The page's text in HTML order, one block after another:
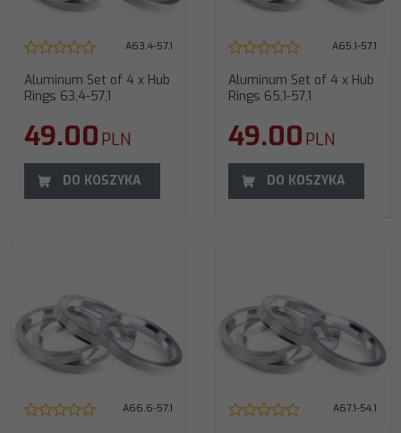
A63.4-57.1
Aluminum Set of 4 x Hub
Rings 63,4-57,1
49.00 PLN
DO KOSZYKA
A65.1-57.1
Aluminum Set of 4 x Hub
Rings 65,1-57,1
49.00 PLN
DO KOSZYKA
A66.6-57.1 A67.1-54.1